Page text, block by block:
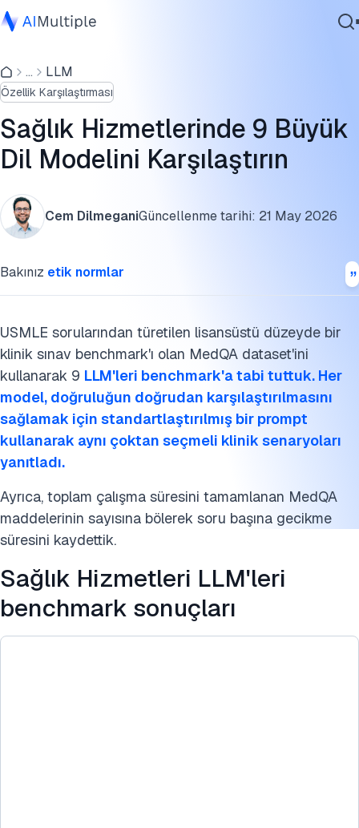
Ajanik Yapay Zeka
Siber güvenlik
Veri
Kurumsal Yazılım
Hizmetler
... LLM
Özellik Karşılaştırması
Sağlık Hizmetlerinde 9 Büyük
Dil Modelini Karşılaştırın
Cem DilmeganiGüncellenme tarihi: 21 May 2026
Bakınız etik normlar
USMLE sorularından türetilen lisansüstü düzeyde bir
klinik sınav benchmark'ı olan MedQA dataset'ini
kullanarak 9 LLM'leri benchmark'a tabi tuttuk. Her
model, doğruluğun doğrudan karşılaştırılmasını
sağlamak için standartlaştırılmış bir prompt
kullanarak aynı çoktan seçmeli klinik senaryoları
yanıtladı.
Ayrıca, toplam çalışma süresini tamamlanan MedQA
maddelerinin sayısına bölerek soru başına gecikme
süresini kaydettik.
Sağlık Hizmetleri LLM'leri
benchmark sonuçları
Sağlık Hizmetleri LLM örnekleri
Tıbbi LLM'lerin fine-tuning'i
Klinik ortamlarda LLM'lerin kullanım durumları
Sağlık hizmetlerinde büyük dil modelleri metodolojisi
Sağlık hizmetlerinde LLM'ler benchmark veri kaynakları
Bu araştırmayı kaynak gösterin